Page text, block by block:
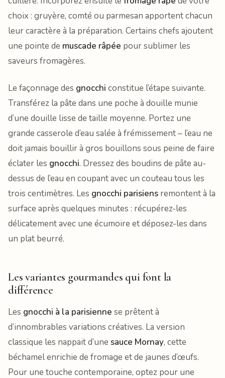
choix : gruyère, comté ou parmesan apportent chacun
leur caractère à la préparation. Certains chefs ajoutent
une pointe de muscade râpée pour sublimer les
saveurs fromagères.
Le façonnage des gnocchi constitue l’étape suivante.
Transférez la pâte dans une poche à douille munie
d’une douille lisse de taille moyenne. Portez une
grande casserole d’eau salée à frémissement – l’eau ne
doit jamais bouillir à gros bouillons sous peine de faire
éclater les gnocchi. Dressez des boudins de pâte au-
dessus de l’eau en coupant avec un couteau tous les
trois centimètres. Les gnocchi parisiens remontent à la
surface après quelques minutes : récupérez-les
délicatement avec une écumoire et déposez-les dans
un plat beurré.
Les variantes gourmandes qui font la
différence
Les gnocchi à la parisienne se prêtent à
d’innombrables variations créatives. La version
classique les nappait d’une sauce Mornay, cette
béchamel enrichie de fromage et de jaunes d’œufs.
Pour une touche contemporaine, optez pour une